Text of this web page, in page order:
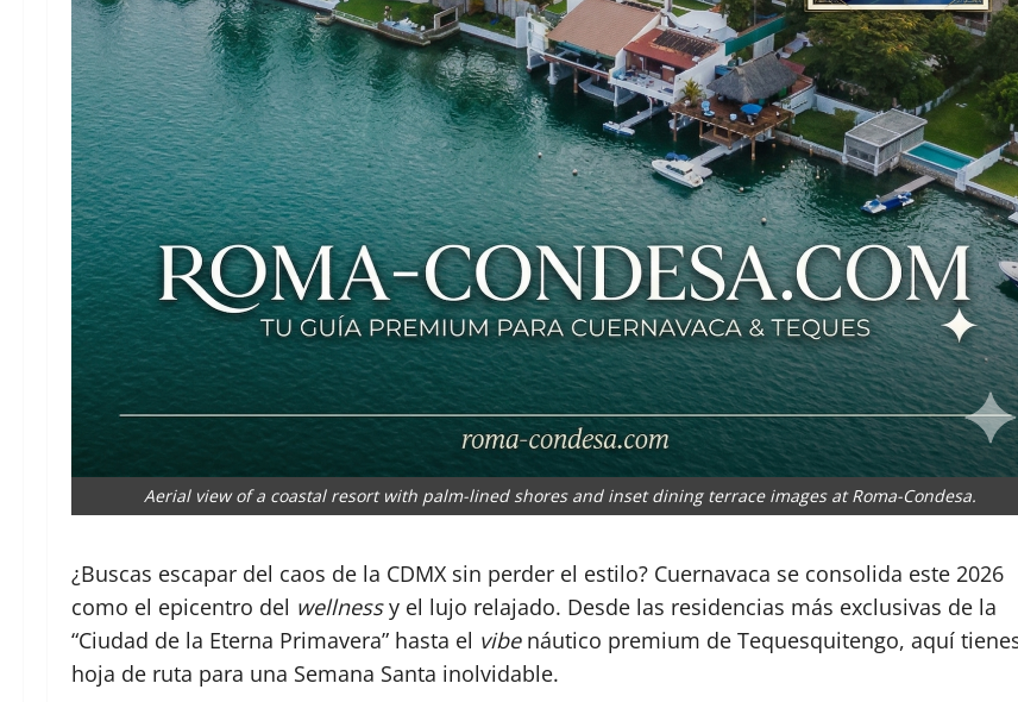
Aerial view of a coastal resort with palm-lined shores and inset dining terrace images at Roma-Condesa.
¿Buscas escapar del caos de la CDMX sin perder el estilo? Cuernavaca se consolida este 2026
como el epicentro del wellnessy el lujo relajado. Desde las residencias más exclusivas de la
“Ciudad de la Eterna Primavera” hasta el vibenáutico premium de Tequesquitengo, aquí
hoja de ruta para una Semana Santa inolvidable.